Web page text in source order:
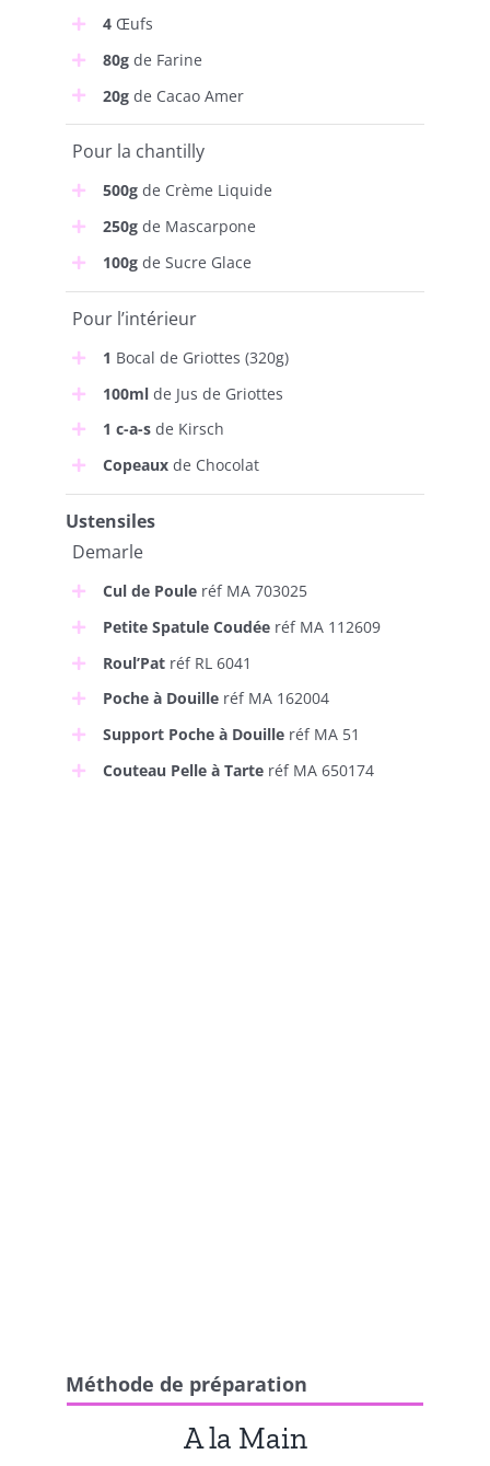
4Œufs
80gde Farine
20gde Cacao Amer
Pour la chantilly
500gde Crème Liquide
250gde Mascarpone
100gde Sucre Glace
Pour l’intérieur
1 Bocal de Griottes (320g)
100mlde Jus de Griottes
1 c-a-sde Kirsch
Copeauxde Chocolat
Ustensiles
Demarle
Cul de Pouleréf MA 703025
Petite Spatule Coudéeréf MA 112609
Roul’Patréf RL 6041
Poche à Douilleréf MA 162004
Support Poche à Douilleréf MA 51
Couteau Pelle à Tarte réf MA 650174
Méthode de préparation
A la Main